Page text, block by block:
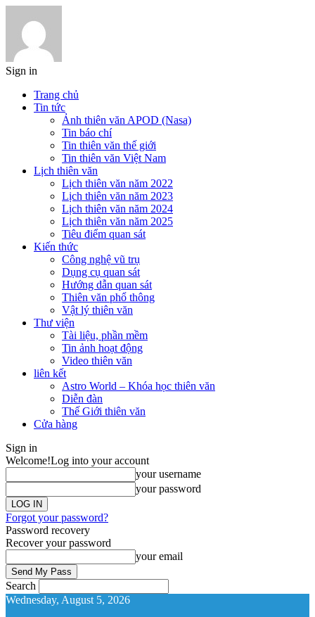
Sign in
Trang chủ
Tin tức
Ảnh thiên văn APOD (Nasa)
Tin báo chí
Tin thiên văn thế giới
Tin thiên văn Việt Nam
Lịch thiên văn
Lịch thiên văn năm 2022
Lịch thiên văn năm 2023
Lịch thiên văn năm 2024
Lịch thiên văn năm 2025
Tiêu điểm quan sát
Kiến thức
Công nghệ vũ trụ
Dụng cụ quan sát
Hướng dẫn quan sát
Thiên văn phổ thông
Vật lý thiên văn
Thư viện
Tài liệu, phần mềm
Tin ảnh hoạt động
Video thiên văn
liên kết
Astro World – Khóa học thiên văn
Diễn đàn
Thế Giới thiên văn
Cửa hàng
Sign in
Welcome!Log into your account
your username
your password
Forgot your password?
Password recovery
Recover your password
your email
Search
Wednesday, August 5, 2026